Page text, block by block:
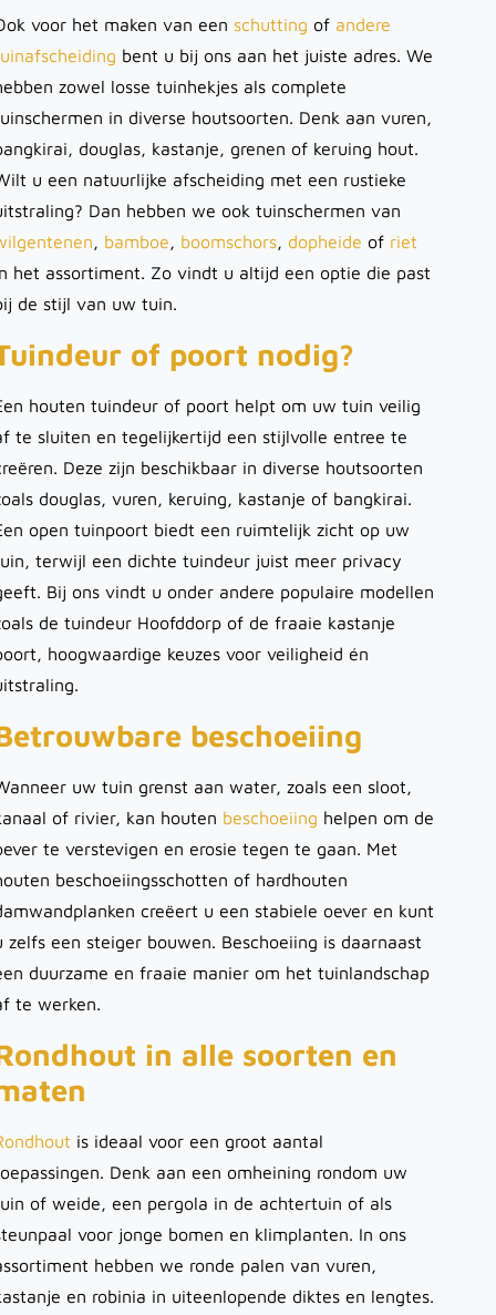
voor het maken van een schutting of andere
bent u bij ons aan het juiste adres. We
zowel losse tuinhekjes als complete
in diverse houtsoorten. Denk aan vuren,
douglas, kastanje, grenen of keruing hout.
u een natuurlijke afscheiding met een rustieke
Dan hebben we ook tuinschermen van
, bamboe, boomschors, dopheide of riet
het assortiment. Zo vindt u altijd een optie die past
de stijl van uw tuin.
of poort nodig?
houten tuindeur of poort helpt om uw tuin veilig
te sluiten en tegelijkertijd een stijlvolle entree te
Deze zijn beschikbaar in diverse houtsoorten
douglas, vuren, keruing, kastanje of bangkirai.
open tuinpoort biedt een ruimtelijk zicht op uw
terwijl een dichte tuindeur juist meer privacy
Bij ons vindt u onder andere populaire modellen
de tuindeur Hoofddorp of de fraaie kastanje
hoogwaardige keuzes voor veiligheid én
beschoeiing
uw tuin grenst aan water, zoals een sloot,
of rivier, kan houten beschoeiing helpen om de
te verstevigen en erosie tegen te gaan. Met
beschoeiingsschotten of hardhouten
creëert u een stabiele oever en kunt
zelfs een steiger bouwen. Beschoeiing is daarnaast
duurzame en fraaie manier om het tuinlandschap
te werken.
in alle soorten en
is ideaal voor een groot aantal
Denk aan een omheining rondom uw
of weide, een pergola in de achtertuin of als
voor jonge bomen en klimplanten. In ons
hebben we ronde palen van vuren,
en robinia in uiteenlopende diktes en lengtes.